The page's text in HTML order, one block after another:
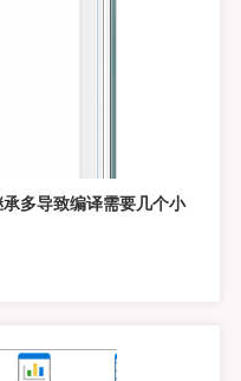
多导致编译需要几个小